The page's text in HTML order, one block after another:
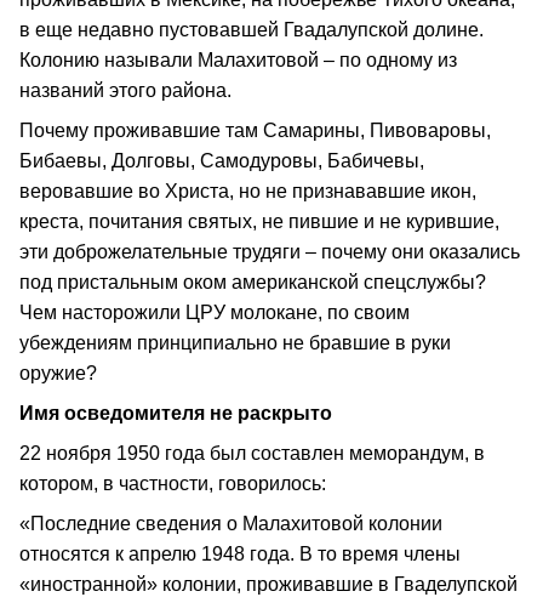
в еще недавно пустовавшей Гвадалупской долине.
Колонию называли Малахитовой – по одному из
названий этого района.
Почему проживавшие там Самарины, Пивоваровы,
Бибаевы, Долговы, Самодуровы, Бабичевы,
веровавшие во Христа, но не признававшие икон,
креста, почитания святых, не пившие и не курившие,
эти доброжелательные трудяги – почему они оказались
под пристальным оком американской спецслужбы?
Чем насторожили ЦРУ молокане, по своим
убеждениям принципиально не бравшие в руки
оружие?
Имя осведомителя не раскрыто
22 ноября 1950 года был составлен меморандум, в
котором, в частности, говорилось:
«Последние сведения о Малахитовой колонии
относятся к апрелю 1948 года. В то время члены
«иностранной» колонии, проживавшие в Гваделупской